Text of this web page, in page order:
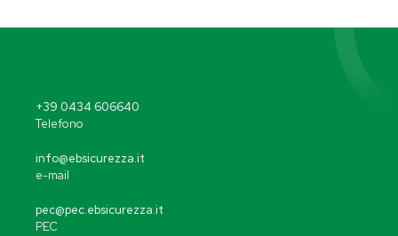
+39 0434 606640
Telefono
info@ebsicurezza.it
e-mail
pec@pec.ebsicurezza.it
PEC